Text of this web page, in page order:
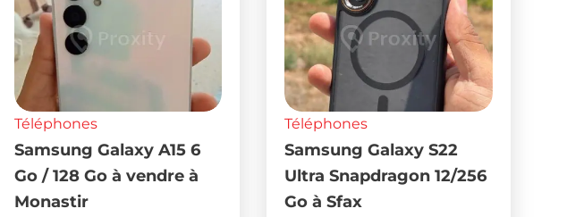
Téléphones
Samsung Galaxy A15 6
Go / 128 Go à vendre à
Monastir
Téléphones
Samsung Galaxy S22
Ultra Snapdragon 12/256
Go à Sfax